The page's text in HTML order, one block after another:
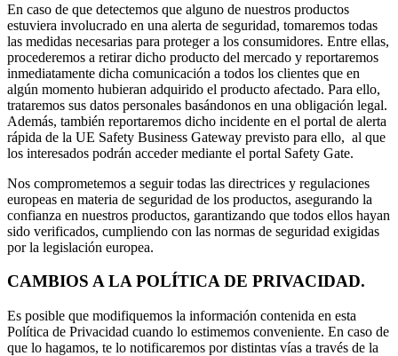
En caso de que detectemos que alguno de nuestros productos
estuviera involucrado en una alerta de seguridad, tomaremos todas
las medidas necesarias para proteger a los consumidores. Entre ellas,
procederemos a retirar dicho producto del mercado y reportaremos
inmediatamente dicha comunicación a todos los clientes que en
algún momento hubieran adquirido el producto afectado. Para ello,
trataremos sus datos personales basándonos en una obligación legal.
Además, también reportaremos dicho incidente en el portal de alerta
rápida de la UE Safety Business Gateway previsto para ello, al que
los interesados podrán acceder mediante el portal Safety Gate.
Nos comprometemos a seguir todas las directrices y regulaciones
europeas en materia de seguridad de los productos, asegurando la
confianza en nuestros productos, garantizando que todos ellos hayan
sido verificados, cumpliendo con las normas de seguridad exigidas
por la legislación europea.
CAMBIOS A LA POLÍTICA DE PRIVACIDAD.
Es posible que modifiquemos la información contenida en esta
Política de Privacidad cuando lo estimemos conveniente. En caso de
que lo hagamos, te lo notificaremos por distintas vías a través de la